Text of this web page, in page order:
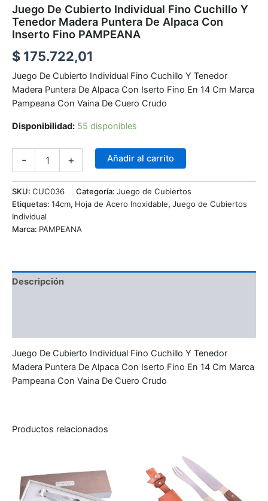
Juego De Cubierto Individual Fino Cuchillo Y
Tenedor Madera Puntera De Alpaca Con
Inserto Fino PAMPEANA
$ 175.722,01
Juego De Cubierto Individual Fino Cuchillo Y Tenedor
Madera Puntera De Alpaca Con Iserto Fino En 14 Cm Marca
Pampeana Con Vaina De Cuero Crudo
Disponibilidad: 55 disponibles
- + Añadir al carrito
SKU: CUC036 Categoría: Juego de Cubiertos
Etiquetas: 14cm, Hoja de Acero Inoxidable, Juego de Cubiertos
Individual
Marca: PAMPEANA
Descripción
Juego De Cubierto Individual Fino Cuchillo Y Tenedor
Madera Puntera De Alpaca Con Iserto Fino En 14 Cm Marca
Pampeana Con Vaina De Cuero Crudo
Productos relacionados